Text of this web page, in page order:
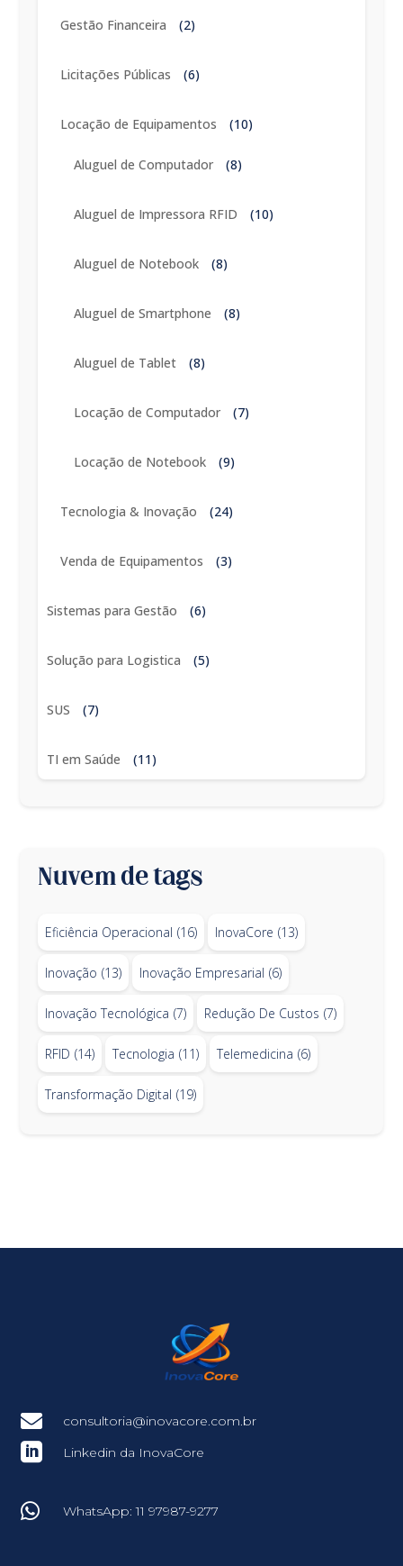
Gestão Financeira (2)
Licitações Públicas (6)
Locação de Equipamentos (10)
Aluguel de Computador (8)
Aluguel de Impressora RFID (10)
Aluguel de Notebook (8)
Aluguel de Smartphone (8)
Aluguel de Tablet (8)
Locação de Computador (7)
Locação de Notebook (9)
Tecnologia & Inovação (24)
Venda de Equipamentos (3)
Sistemas para Gestão (6)
Solução para Logistica (5)
SUS (7)
TI em Saúde (11)
Nuvem de tags
Eficiência Operacional (16) InovaCore (13)
Inovação (13) Inovação Empresarial (6)
Inovação Tecnológica (7) Redução De Custos (7)
RFID (14) Tecnologia (11) Telemedicina (6)
Transformação Digital (19)
 consultoria@inovacore.com.br
 Linkedin da InovaCore
 WhatsApp: 11 97987-9277